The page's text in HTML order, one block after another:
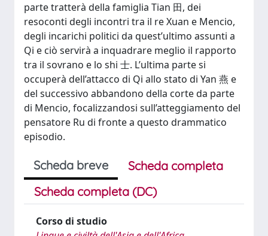
parte tratterà della famiglia Tian 田, dei
resoconti degli incontri tra il re Xuan e Mencio,
degli incarichi politici da quest’ultimo assunti a
Qi e ciò servirà a inquadrare meglio il rapporto
tra il sovrano e lo shi 士. L’ultima parte si
occuperà dell’attacco di Qi allo stato di Yan 燕 e
del successivo abbandono della corte da parte
di Mencio, focalizzandosi sull’atteggiamento del
pensatore Ru di fronte a questo drammatico
episodio.
Scheda breve
Scheda completa
Scheda completa (DC)
Corso di studio